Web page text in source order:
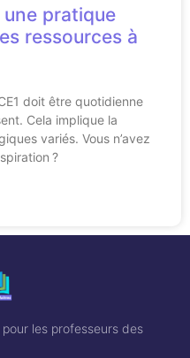
une pratique
ressources à
doit être quotidienne
Cela implique la
variés. Vous n’avez
?
les professeurs des